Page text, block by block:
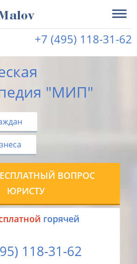
alov
+7 (495) 118-31-62
"МИП"
ВОПРОС
ЮРИСТУ
горячей
118-31-62